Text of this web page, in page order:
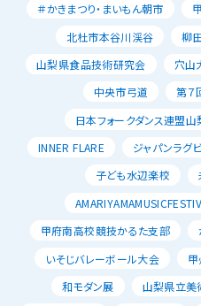
＃かきまつり・まいもん朝市
北杜市本谷川渓谷
柳
山梨県食品技術研究会
穴山
中央市弓道
第７
日本フォークダンス連盟
INNER FLARE
ジャパンラグ
子ども水辺楽校
甲府南高校競技かるた支部
いそじバレーボール大会
和モダン展
山梨県立美